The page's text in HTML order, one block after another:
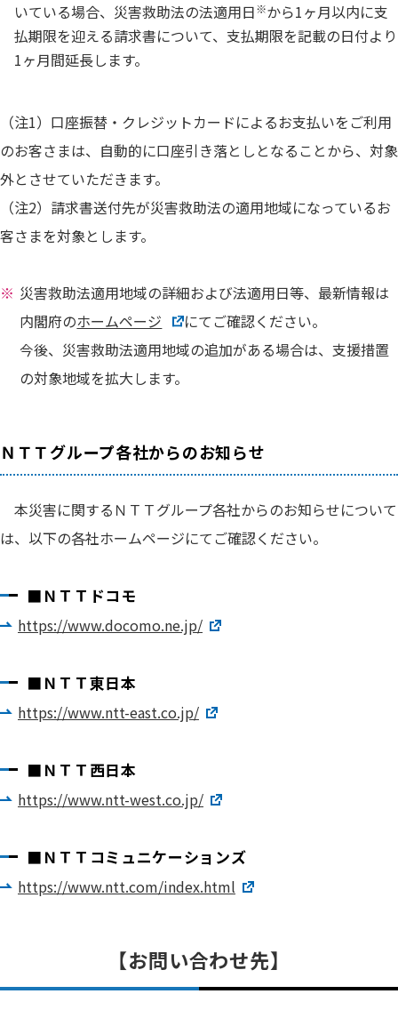
いている場合、災害救助法の法適用日※から1ヶ月以内に支
払期限を迎える請求書について、支払期限を記載の日付より
1ヶ月間延長します。
（注1）口座振替・クレジットカードによるお支払いをご利用
のお客さまは、自動的に口座引き落としとなることから、対象
外とさせていただきます。
（注2）請求書送付先が災害救助法の適用地域になっているお
客さまを対象とします。
災害救助法適用地域の詳細および法適用日等、最新情報は
内閣府のホームページ
にてご確認ください。
今後、災害救助法適用地域の追加がある場合は、支援措置
の対象地域を拡大します。
ＮＴＴグループ各社からのお知らせ
本災害に関するＮＴＴグループ各社からのお知らせについて
は、以下の各社ホームページにてご確認ください。
■ＮＴＴドコモ
https://www.docomo.ne.jp/
■ＮＴＴ東日本
https://www.ntt-east.co.jp/
■ＮＴＴ西日本
https://www.ntt-west.co.jp/
■ＮＴＴコミュニケーションズ
https://www.ntt.com/index.html
【お問い合わせ先】